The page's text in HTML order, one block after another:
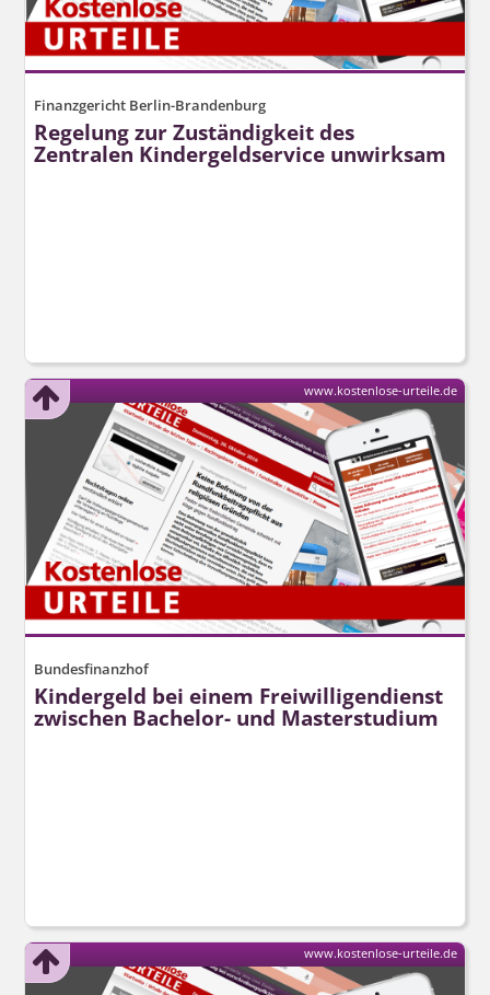
Finanzgericht Berlin-Brandenburg
Regelung zur Zuständigkeit des
Zentralen Kindergeldservice unwirksam
Bundesfinanzhof
Kindergeld bei einem Freiwilligendienst
zwischen Bachelor- und Masterstudium
www.kostenlose-urteile.de
www.kostenlose-urteile.de